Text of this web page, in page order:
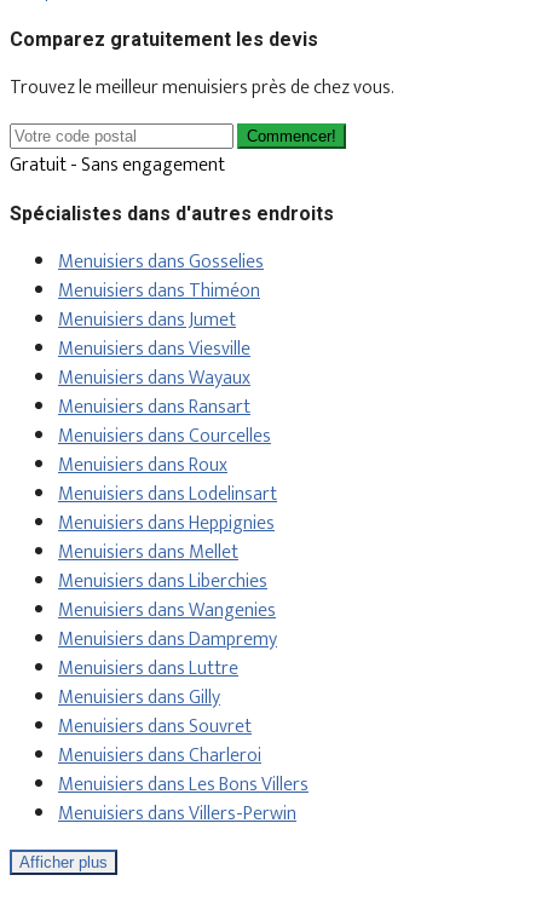
Comparez gratuitement les devis
Trouvez le meilleur menuisiers près de chez vous.
Commencer!
Gratuit - Sans engagement
Spécialistes dans d'autres endroits
Menuisiers dans Gosselies
Menuisiers dans Thiméon
Menuisiers dans Jumet
Menuisiers dans Viesville
Menuisiers dans Wayaux
Menuisiers dans Ransart
Menuisiers dans Courcelles
Menuisiers dans Roux
Menuisiers dans Lodelinsart
Menuisiers dans Heppignies
Menuisiers dans Mellet
Menuisiers dans Liberchies
Menuisiers dans Wangenies
Menuisiers dans Dampremy
Menuisiers dans Luttre
Menuisiers dans Gilly
Menuisiers dans Souvret
Menuisiers dans Charleroi
Menuisiers dans Les Bons Villers
Menuisiers dans Villers-Perwin
Afficher plus